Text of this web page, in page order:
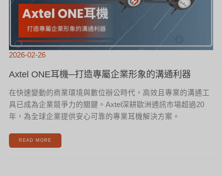
2026-02-26
Axtel ONE耳機─打造專屬企業形象的溝通利器
在快速變動的商業環境與數位辦公時代，高效且專業的溝通工
具已成為企業競爭力的關鍵。Axtel深耕歐洲通訊市場超過20
年，為全球企業提供安心可靠的專業耳機解決方案。
利
READ MORE